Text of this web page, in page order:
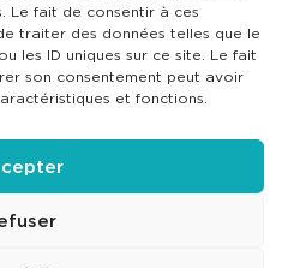
Le fait de consentir à ces
traiter des données telles que le
les ID uniques sur ce site. Le fait
son consentement peut avoir
et fonctions.